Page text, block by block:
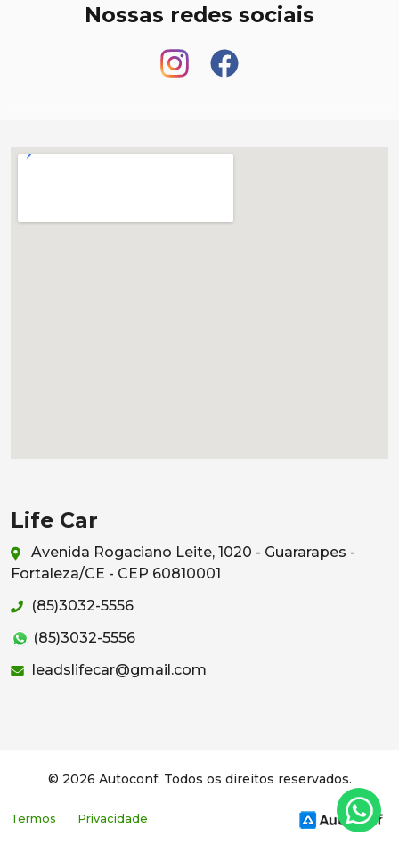
Nossas redes sociais
Life Car
Avenida Rogaciano Leite, 1020 - Guararapes -
Fortaleza/CE - CEP 60810001
(85)3032-5556
(85)3032-5556
leadslifecar@gmail.com
© 2026 Autoconf. Todos os direitos reservados.
Termos Privacidade